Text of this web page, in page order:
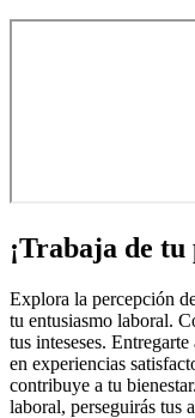
¡Trabaja de tu
Explora la percepción
tu entusiasmo laboral.
tus inteseses.
en experiencias
contribuye a tu
laboral, perseguirás tus